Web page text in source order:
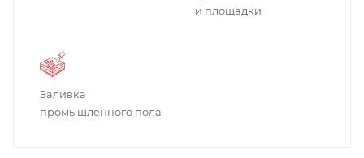
и площадки
Заливка
промышленного пола